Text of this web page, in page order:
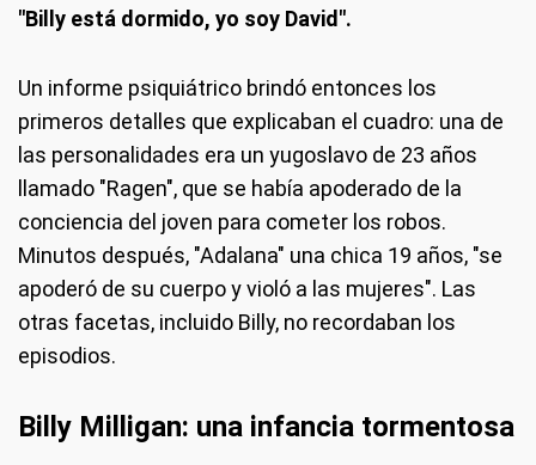
"Billy está dormido, yo soy David".
Un informe psiquiátrico brindó entonces los
primeros detalles que explicaban el cuadro: una de
las personalidades era un yugoslavo de 23 años
llamado "Ragen", que se había apoderado de la
conciencia del joven para cometer los robos.
Minutos después, "Adalana" una chica 19 años, "se
apoderó de su cuerpo y violó a las mujeres". Las
otras facetas, incluido Billy, no recordaban los
episodios.
Billy Milligan: una infancia tormentosa